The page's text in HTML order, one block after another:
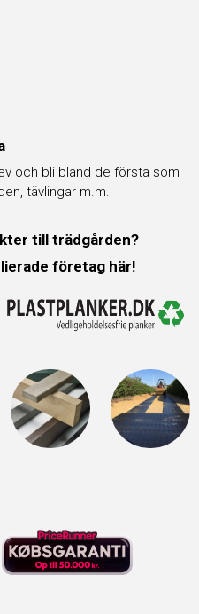
och bli bland de första som
tävlingar m.m.
till trädgården?
företag här!